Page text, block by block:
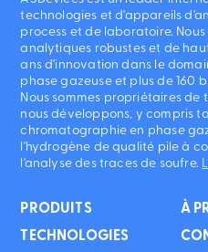
technologies et d'appareils
process et de laboratoire.
analytiques robustes et de
ans d'innovation dans le
phase gazeuse et plus de 160
Nous sommes propriétaires de
nous développons, y compris
chromatographie en phase
l'hydrogène de qualité pile à
l'analyse des traces de soufre.
PRODUITS
TECHNOLOGIES
À